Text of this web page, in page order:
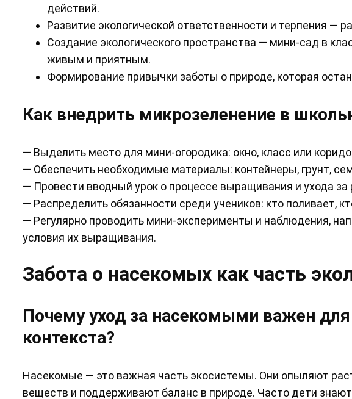
действий.
Развитие экологической ответственности и терпения —
Создание экологического пространства — мини-сад в
живым и приятным.
Формирование привычки заботы о природе, которая
Как внедрить микрозеленение в
— Выделить место для мини-огородика: окно, класс или
— Обеспечить необходимые материалы: контейнеры, грунт,
— Провести вводный урок о процессе выращивания и ухода за
— Распределить обязанности среди учеников: кто поливает,
— Регулярно проводить мини-эксперименты и наблюдения,
условия их выращивания.
Забота о насекомых как часть
Почему уход за насекомыми важен для
контекста?
Насекомые — это важная часть экосистемы. Они опыляют
веществ и поддерживают баланс в природе. Часто дети